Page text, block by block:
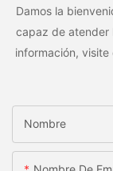
Damos la
capaz de atender
información,
Nombre